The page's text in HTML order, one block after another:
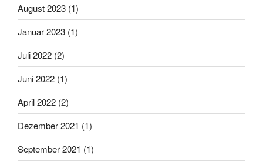
August 2023 (1)
Januar 2023 (1)
Juli 2022 (2)
Juni 2022 (1)
April 2022 (2)
Dezember 2021 (1)
September 2021 (1)